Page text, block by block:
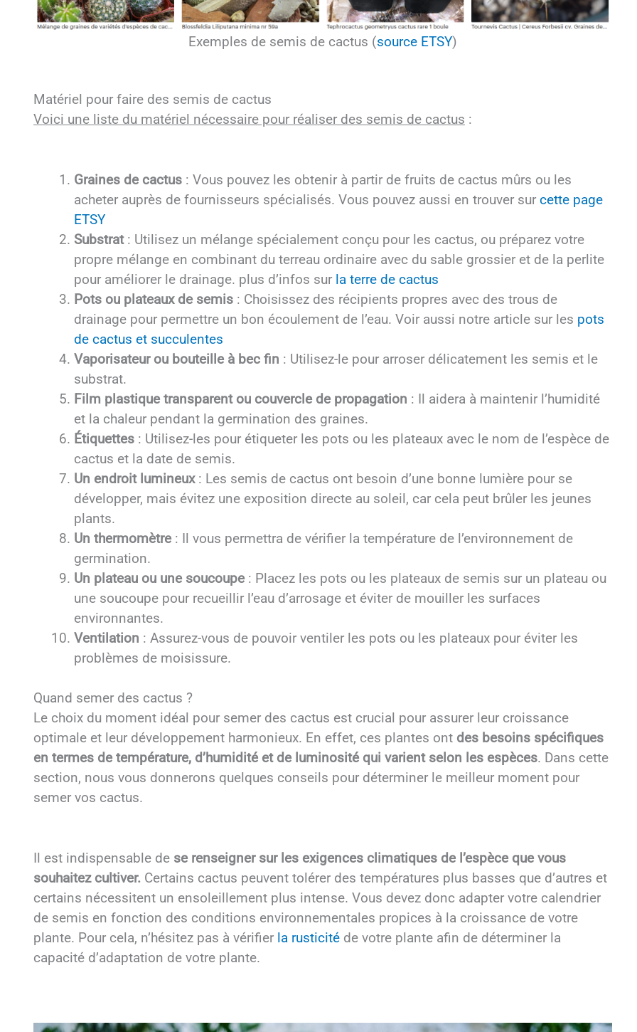
Exemples de semis de cactus (source ETSY)
Matériel pour faire des semis de cactus
Voici une liste du matériel nécessaire pour réaliser des semis de cactus :
Graines de cactus : Vous pouvez les obtenir à partir de fruits de cactus mûrs ou les
acheter auprès de fournisseurs spécialisés. Vous pouvez aussi en trouver sur cette page
ETSY
Substrat: Utilisez un mélange spécialement conçu pour les cactus, ou préparez votre
propre mélange en combinant du terreau ordinaire avec du sable grossier et de la perlite
pour améliorer le drainage. plus d’infos sur la terre de cactus
Pots ou plateaux de semis : Choisissez des récipients propres avec des trous de
drainage pour permettre un bon écoulement de l’eau. Voir aussi notre article sur les pots
de cactus et succulentes
Vaporisateur ou bouteille à bec fin : Utilisez-le pour arroser délicatement les semis et le
substrat.
Film plastique transparent ou couvercle de propagation : Il aidera à maintenir l’humidité
et la chaleur pendant la germination des graines.
Étiquettes : Utilisez-les pour étiqueter les pots ou les plateaux avec le nom de l’espèce de
cactus et la date de semis.
Un endroit lumineux: Les semis de cactus ont besoin d’une bonne lumière pour se
développer, mais évitez une exposition directe au soleil, car cela peut brûler les jeunes
plants.
Un thermomètre : Il vous permettra de vérifier la température de l’environnement de
germination.
Un plateau ou une soucoupe : Placez les pots ou les plateaux de semis sur un plateau ou
une soucoupe pour recueillir l’eau d’arrosage et éviter de mouiller les surfaces
environnantes.
Ventilation : Assurez-vous de pouvoir ventiler les pots ou les plateaux pour éviter les
problèmes de moisissure.
Quand semer des cactus ?
Le choix du moment idéal pour semer des cactus est crucial pour assurer leur croissance
optimale et leur développement harmonieux. En effet, ces plantes ont des besoins spécifiques
en termes de température, d’humidité et de luminosité qui varient selon les espèces. Dans cette
section, nous vous donnerons quelques conseils pour déterminer le meilleur moment pour
semer vos cactus.
Il est indispensable de se renseigner sur les exigences climatiques de l’espèce que vous
souhaitez cultiver. Certains cactus peuvent tolérer des températures plus basses que d’autres et
certains nécessitent un ensoleillement plus intense. Vous devez donc adapter votre calendrier
de semis en fonction des conditions environnementales propices à la croissance de votre
plante. Pour cela, n’hésitez pas à vérifier la rusticité de votre plante afin de déterminer la
capacité d’adaptation de votre plante.